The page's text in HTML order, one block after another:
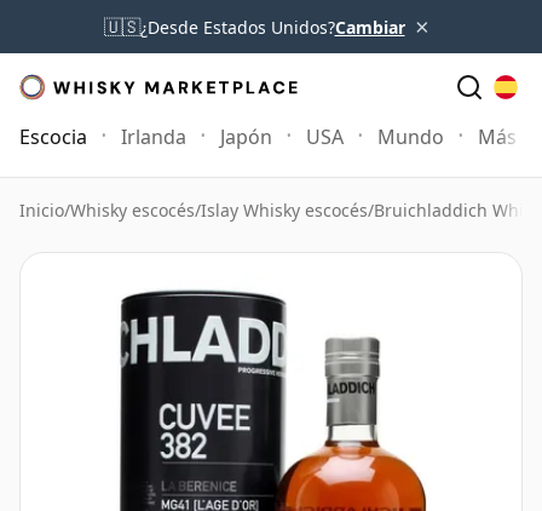
🇺🇸¿Desde Estados Unidos?Cambiar ×
Escocia Irlanda Japón USA Mundo Más
Inicio/Whisky escocés/Islay Whisky escocés/Bruichladdich